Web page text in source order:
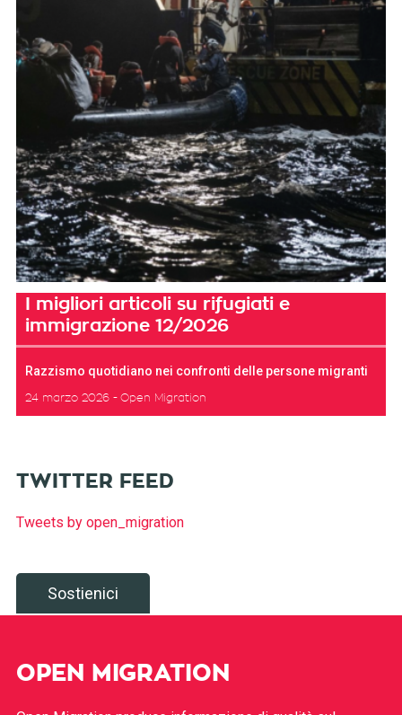
I migliori articoli su rifugiati e
immigrazione 12/2026
Razzismo quotidiano nei confronti delle persone migranti
24 marzo 2026 Open Migration
TWITTER FEED
Tweets by open_migration
Sostienici
OPEN MIGRATION